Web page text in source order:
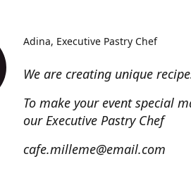
We are creating unique
To make your event special
our Executive Pastry Chef
cafe.milleme@email.com
Adina Executive Pastry Chef